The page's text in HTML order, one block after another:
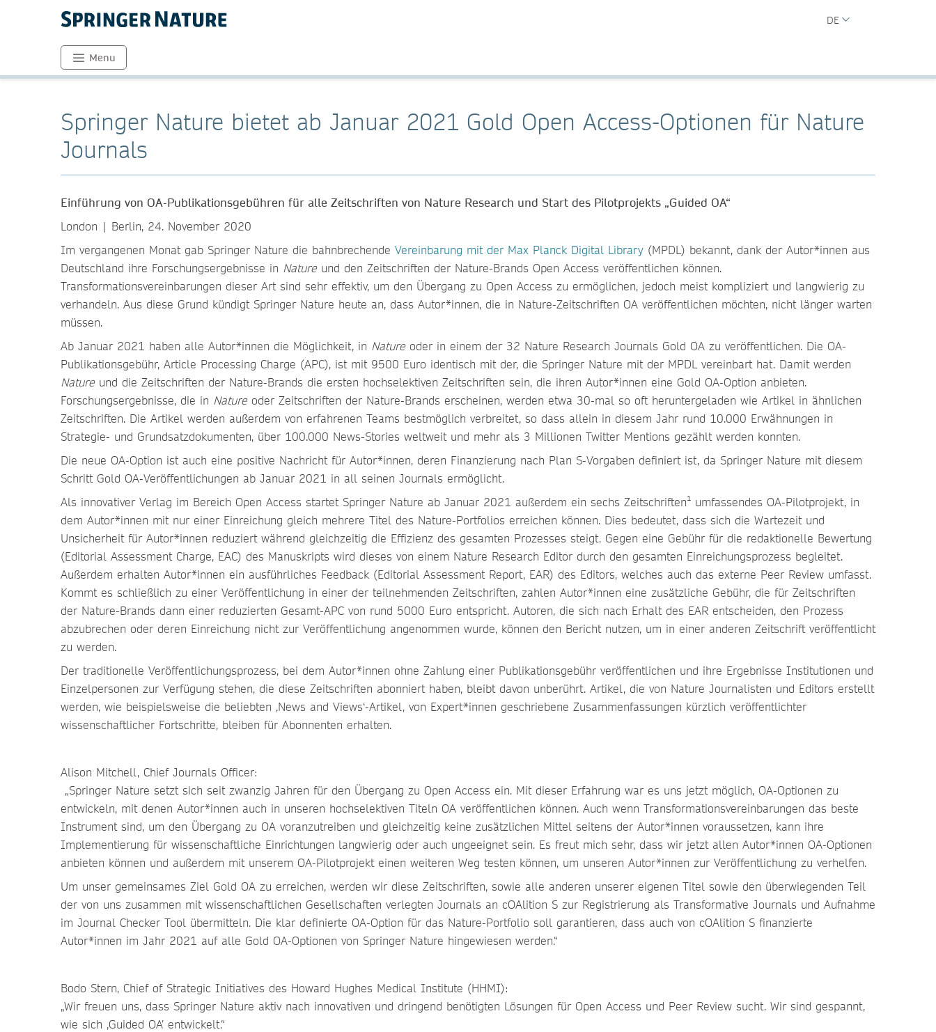
DE
Menu
Springer Nature bietet ab Januar 2021 Gold Open Access-Optionen für Nature
Journals
Einführung von OA-Publikationsgebühren für alle Zeitschriften von Nature Research und Start des Pilotprojekts „Guided OA“
London | Berlin, 24. November 2020
Im vergangenen Monat gab Springer Nature die bahnbrechende Vereinbarung mit der Max Planck Digital Library (MPDL) bekannt, dank der Autor*innen aus
Deutschland ihre Forschungsergebnisse in Natureund den Zeitschriften der Nature-Brands Open Access veröffentlichen können.
Transformationsvereinbarungen dieser Art sind sehr effektiv, um den Übergang zu Open Access zu ermöglichen, jedoch meist kompliziert und langwierig zu
verhandeln. Aus diese Grund kündigt Springer Nature heute an, dass Autor*innen, die in Nature-Zeitschriften OA veröffentlichen möchten, nicht länger warten
müssen.
Ab Januar 2021 haben alle Autor*innen die Möglichkeit, in Natureoder in einem der 32 Nature Research Journals Gold OA zu veröffentlichen. Die OA-
Publikationsgebühr, Article Processing Charge (APC), ist mit 9500 Euro identisch mit der, die Springer Nature mit der MPDL vereinbart hat. Damit werden
Natureund die Zeitschriften der Nature-Brands die ersten hochselektiven Zeitschriften sein, die ihren Autor*innen eine Gold OA-Option anbieten.
Forschungsergebnisse, die in Natureoder Zeitschriften der Nature-Brands erscheinen, werden etwa 30-mal so oft heruntergeladen wie Artikel in ähnlichen
Zeitschriften. Die Artikel werden außerdem von erfahrenen Teams bestmöglich verbreitet, so dass allein in diesem Jahr rund 10.000 Erwähnungen in
Strategie- und Grundsatzdokumenten, über 100.000 News-Stories weltweit und mehr als 3 Millionen Twitter Mentions gezählt werden konnten.
Die neue OA-Option ist auch eine positive Nachricht für Autor*innen, deren Finanzierung nach Plan S-Vorgaben definiert ist, da Springer Nature mit diesem
Schritt Gold OA-Veröffentlichungen ab Januar 2021 in all seinen Journals ermöglicht.
Als innovativer Verlag im Bereich Open Access startet Springer Nature ab Januar 2021 außerdem ein sechs Zeitschriften¹ umfassendes OA-Pilotprojekt, in
dem Autor*innen mit nur einer Einreichung gleich mehrere Titel des Nature-Portfolios erreichen können. Dies bedeutet, dass sich die Wartezeit und
Unsicherheit für Autor*innen reduziert während gleichzeitig die Effizienz des gesamten Prozesses steigt. Gegen eine Gebühr für die redaktionelle Bewertung
(Editorial Assessment Charge, EAC) des Manuskripts wird dieses von einem Nature Research Editor durch den gesamten Einreichungsprozess begleitet.
Außerdem erhalten Autor*innen ein ausführliches Feedback (Editorial Assessment Report, EAR) des Editors, welches auch das externe Peer Review umfasst.
Kommt es schließlich zu einer Veröffentlichung in einer der teilnehmenden Zeitschriften, zahlen Autor*innen eine zusätzliche Gebühr, die für Zeitschriften
der Nature-Brands dann einer reduzierten Gesamt-APC von rund 5000 Euro entspricht. Autoren, die sich nach Erhalt des EAR entscheiden, den Prozess
abzubrechen oder deren Einreichung nicht zur Veröffentlichung angenommen wurde, können den Bericht nutzen, um in einer anderen Zeitschrift veröffentlicht
zu werden.
Der traditionelle Veröffentlichungsprozess, bei dem Autor*innen ohne Zahlung einer Publikationsgebühr veröffentlichen und ihre Ergebnisse Institutionen und
Einzelpersonen zur Verfügung stehen, die diese Zeitschriften abonniert haben, bleibt davon unberührt. Artikel, die von Nature Journalisten und Editors erstellt
werden, wie beispielsweise die beliebten ‚News and Views‘-Artikel, von Expert*innen geschriebene Zusammenfassungen kürzlich veröffentlichter
wissenschaftlicher Fortschritte, bleiben für Abonnenten erhalten.
Alison Mitchell, Chief Journals Officer:
„Springer Nature setzt sich seit zwanzig Jahren für den Übergang zu Open Access ein. Mit dieser Erfahrung war es uns jetzt möglich, OA-Optionen zu
entwickeln, mit denen Autor*innen auch in unseren hochselektiven Titeln OA veröffentlichen können. Auch wenn Transformationsvereinbarungen das beste
Instrument sind, um den Übergang zu OA voranzutreiben und gleichzeitig keine zusätzlichen Mittel seitens der Autor*innen voraussetzen, kann ihre
Implementierung für wissenschaftliche Einrichtungen langwierig oder auch ungeeignet sein. Es freut mich sehr, dass wir jetzt allen Autor*innen OA-Optionen
anbieten können und außerdem mit unserem OA-Pilotprojekt einen weiteren Weg testen können, um unseren Autor*innen zur Veröffentlichung zu verhelfen.
Um unser gemeinsames Ziel Gold OA zu erreichen, werden wir diese Zeitschriften, sowie alle anderen unserer eigenen Titel sowie den überwiegenden Teil
der von uns zusammen mit wissenschaftlichen Gesellschaften verlegten Journals an cOAlition S zur Registrierung als Transformative Journals und Aufnahme
im Journal Checker Tool übermitteln. Die klar definierte OA-Option für das Nature-Portfolio soll garantieren, dass auch von cOAlition S finanzierte
Autor*innen im Jahr 2021 auf alle Gold OA-Optionen von Springer Nature hingewiesen werden.“
Bodo Stern, Chief of Strategic Initiatives des Howard Hughes Medical Institute (HHMI):
„Wir freuen uns, dass Springer Nature aktiv nach innovativen und dringend benötigten Lösungen für Open Access und Peer Review sucht. Wir sind gespannt,
wie sich ‚Guided OA’ entwickelt.“